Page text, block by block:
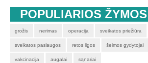
POPULIARIOS ŽYMOS
grožis nerimas operacija sveikatos priežiūra
sveikatos paslaugos retos ligos šeimos gydytojai
vakcinacija augalai sąnariai